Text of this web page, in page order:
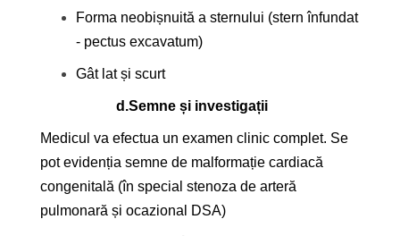
Forma neobișnuită a sternului (stern înfundat
- pectus excavatum)
Gât lat și scurt
d.Semne și investigații
Medicul va efectua un examen clinic complet. Se
pot evidenția semne de malformație cardiacă
congenitală (în special stenoza de arteră
pulmonară și ocazional DSA)